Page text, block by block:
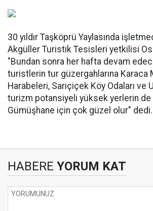
30 yıldır Taşköprü Yaylasında
Akgüller Turistik Tesisleri yetkilisi
"Bundan sonra her hafta devam
turistlerin tur güzergahlarına Karaca
Harabeleri, Sarıçiçek Köy Odaları ve
turizm potansiyeli yüksek yerlerin
Gümüşhane için çok güzel olur" dedi.
HABERE YORUM KAT